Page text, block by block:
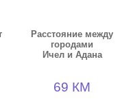
Расстояние между
городами
Ичел и Адана
69 КМ